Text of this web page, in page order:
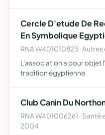
des activités …
Cercle D'etude De
En Symbolique
RNA W401010823 ·
L'association a pour objet
tradition égyptienne
Club Canin Du
RNA W401006261 · Santé
2004